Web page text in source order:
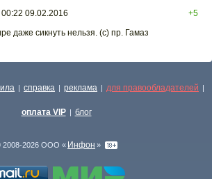
00:22 09.02.2016
+5
даже сикнуть нельзя. (с) пр. Гамаз
| справка | реклама | для правообладателей |
оплата VIP | блог
2008-2026 ООО « Инфон »